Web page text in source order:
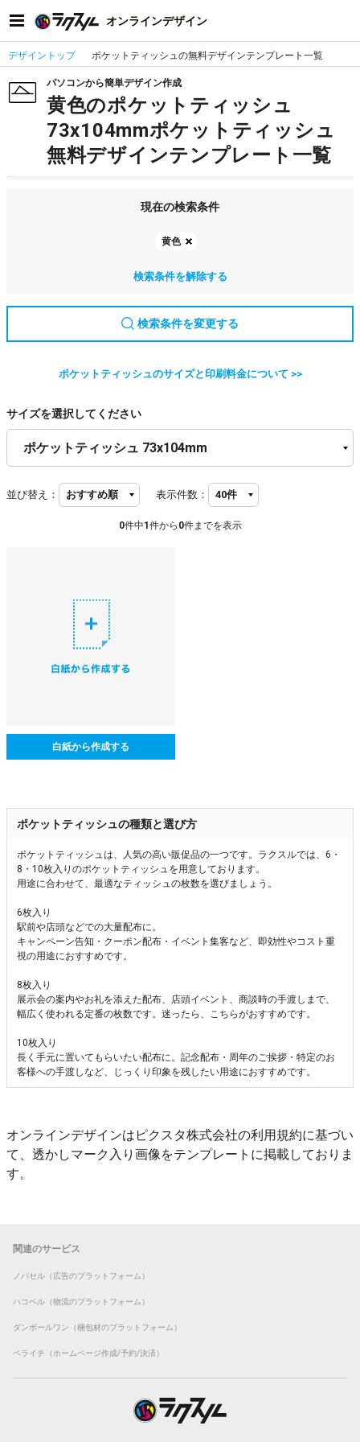
オンラインデザイン
デザイントップ ポケットティッシュの無料デザインテンプレート一覧
パソコンから簡単デザイン作成
黄色のポケットティッシュ
73x104mmポケットティッシュ
無料デザインテンプレート一覧
現在の検索条件
黄色
検索条件を解除する
検索条件を変更する
ポケットティッシュのサイズと印刷料金について >>
サイズを選択してください
並び替え： 表示件数：
0件中1 件から 0件までを表示
白紙から作成する
ポケットティッシュの種類と選び方
ポケットティッシュは、人気の高い販促品の一つです。ラクスルでは、6・
8・10枚入りのポケットティッシュを用意しております。
用途に合わせて、最適なティッシュの枚数を選びましょう。
6枚入り
駅前や店頭などでの大量配布に。
キャンペーン告知・クーポン配布・イベント集客など、即効性やコスト重
視の用途におすすめです。
8枚入り
展示会の案内やお礼を添えた配布、店頭イベント、商談時の手渡しまで、
幅広く使われる定番の枚数です。迷ったら、こちらがおすすめです。
10枚入り
長く手元に置いてもらいたい配布に。記念配布・周年のご挨拶・特定のお
客様への手渡しなど、じっくり印象を残したい用途におすすめです。
オンラインデザインはピクスタ株式会社の利用規約に基づい
て、透かしマーク入り画像をテンプレートに掲載しておりま
す。
関連のサービス
ノバセル（広告のプラットフォーム）
ハコベル（物流のプラットフォーム）
ダンボールワン（梱包材のプラットフォーム）
ペライチ（ホームページ作成/予約/決済）